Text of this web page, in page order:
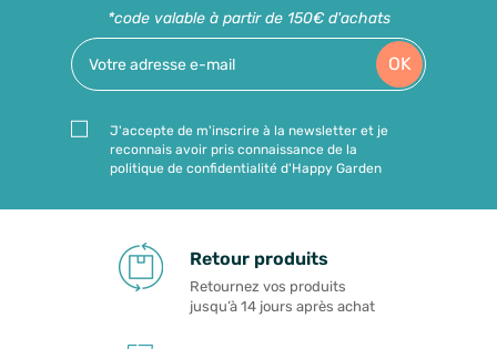
*code valable à partir de 150€ d'achats
OK
J'accepte de m'inscrire à la newsletter et je
reconnais avoir pris connaissance de la
politique de confidentialité d'Happy Garden
Retour produits
Retournez vos produits
jusqu’à 14 jours après achat